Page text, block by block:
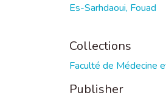
Es-Sarhdaoui, Fouad
Collections
Faculté de Médecine
Publisher